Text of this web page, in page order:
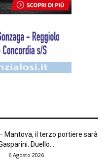
Mantova, il terzo portiere sarà
Duello...
6 Agosto 2026